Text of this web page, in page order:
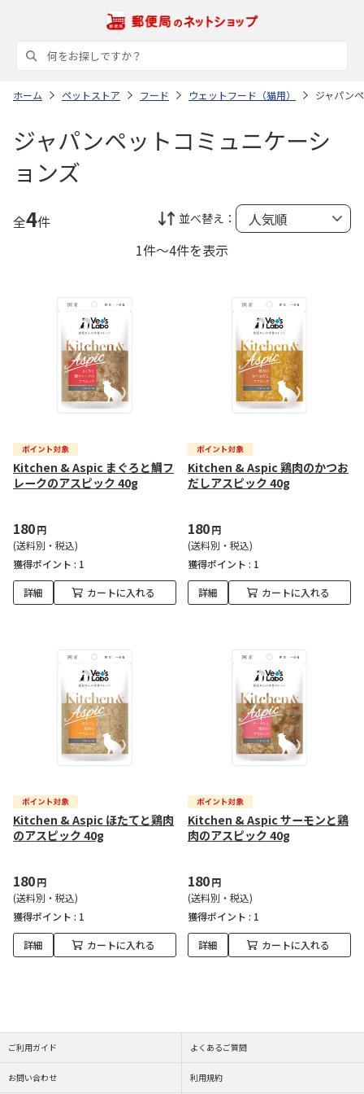
ホーム ペットストア フード ウェットフード（猫用） ジャパン
ジャパンペットコミュニケーシ
ョンズ
全4件 並べ替え：
1件～4件を表示
Kitchen & Aspic まぐろと鯛フ
レークのアスピック 40g
180円
(送料別・税込)
獲得ポイント : 1
詳細 カートに入れる
Kitchen & Aspic 鶏肉のかつお
だしアスピック 40g
180円
(送料別・税込)
獲得ポイント : 1
詳細 カートに入れる
Kitchen & Aspic ほたてと鶏肉
のアスピック 40g
180円
(送料別・税込)
獲得ポイント : 1
詳細 カートに入れる
Kitchen & Aspic サーモンと鶏
肉のアスピック 40g
180円
(送料別・税込)
獲得ポイント : 1
詳細 カートに入れる
ご利用ガイド よくあるご質問
お問い合わせ 利用規約